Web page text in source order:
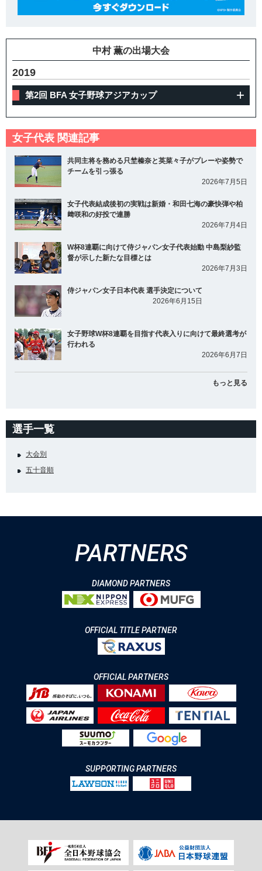
中村 薫の出場大会
2019
第2回 BFA 女子野球アジアカップ
女子代表 関連記事
共同主将を務める只埜榛奈と英菜々子がプレーや姿勢で
チームを引っ張る
2026年7月5日
女子代表結成後初の実戦は新婚・和田七海の豪快弾や柏
﨑咲和の好投で連勝
2026年7月4日
W杯8連覇に向けて侍ジャパン女子代表始動 中島梨紗監
督が示した新たな目標とは
2026年7月3日
侍ジャパン女子日本代表 選手決定について
2026年6月15日
女子野球W杯8連覇を目指す代表入りに向けて最終選考が
行われる
2026年6月7日
もっと見る
選手一覧
大会別
五十音順
PARTNERS
DIAMOND PARTNERS
OFFICIAL TITLE PARTNER
OFFICIAL PARTNERS
SUPPORTING PARTNERS